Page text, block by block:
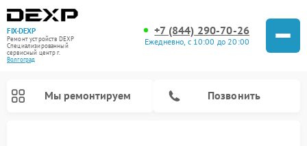
FIX-DEXP
Ремонт устройств DEXP
Специализированный
cервисный центр г.
Волгоград
+7 (844) 290-70-26
Ежедневно, с 10:00 до 20:00
Мы ремонтируем Позвонить